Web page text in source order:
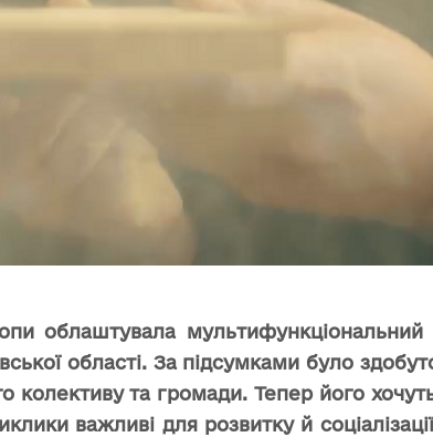
облаштувала мультифункціональний
області. За підсумками було
колективу та громади. Тепер його
важливі для розвитку й